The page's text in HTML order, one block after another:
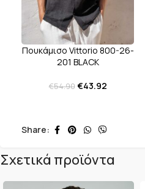
Πουκάμισο Vittorio 800-26-
201 BLACK
€54.90 €43.92
Share:
Σχετικά προϊόντα